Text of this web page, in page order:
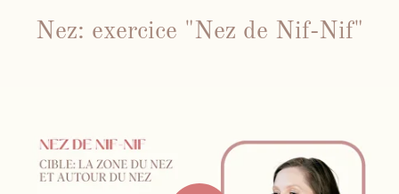
Nez: exercice "Nez de Nif-Nif"